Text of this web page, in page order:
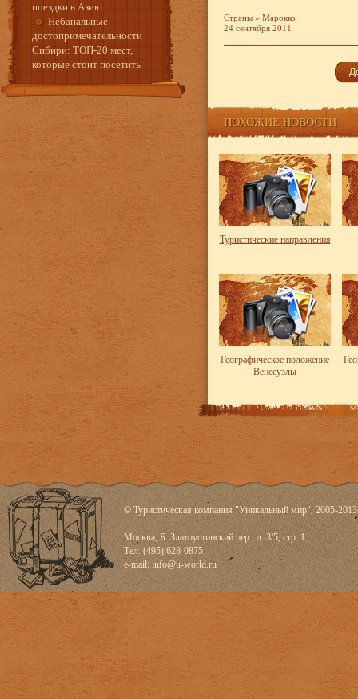
поездки в Азию
Небанальные
достопримечательности
Сибири: ТОП-20 мест,
которые стоит посетить
Страны » Марокко
24 сентября 2011
ПОХОЖИЕ НОВОСТИ
Туристические направления
Географическое положение
Венесуэлы
© Туристическая компания "Уникальный мир", 2005-2013
Москва, Б. Златоустинский пер., д. 3/5, стр. 1
Тел. (495) 628-0875
e-mail: info@u-world.ru